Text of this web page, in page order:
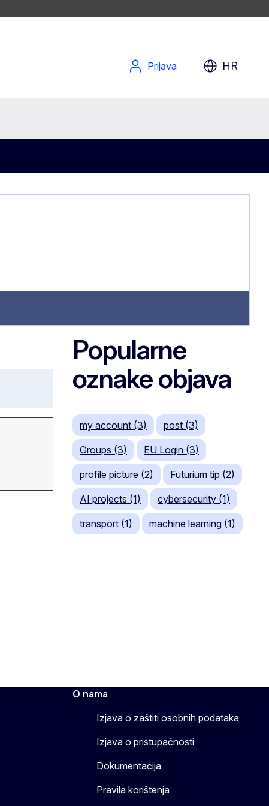
Prijava HR
Popularne
oznake objava
my account (3) post (3)
Groups (3) EU Login (3)
profile picture (2) Futurium tip (2)
AI projects (1) cybersecurity (1)
transport (1) machine learning (1)
O nama
Izjava o zaštiti osobnih podataka
Izjava o pristupačnosti
Dokumentacija
Pravila korištenja